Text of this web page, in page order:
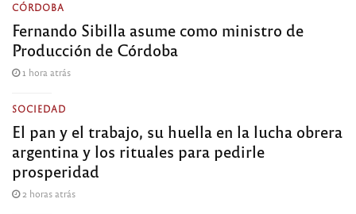
CÓRDOBA
Fernando Sibilla asume como ministro de
Producción de Córdoba
1 hora atrás
SOCIEDAD
El pan y el trabajo, su huella en la lucha obrera
argentina y los rituales para pedirle
prosperidad
2 horas atrás